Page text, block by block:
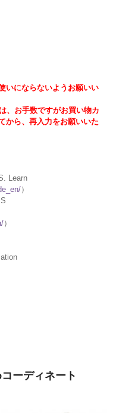
いにならないようお願いい
、お手数ですがお買い物カ
から、再入力をお願いいた
Learn
）
）
ーディネート